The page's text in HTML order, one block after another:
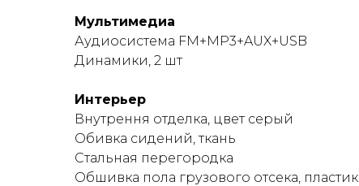
Мультимедиа
Аудиосистема FM+MP3+AUX+USB
Динамики, 2 шт
Интерьер
Внутрення отделка, цвет серый
Обивка сидений, ткань
Стальная перегородка
Обшивка пола грузового отсека, пластик